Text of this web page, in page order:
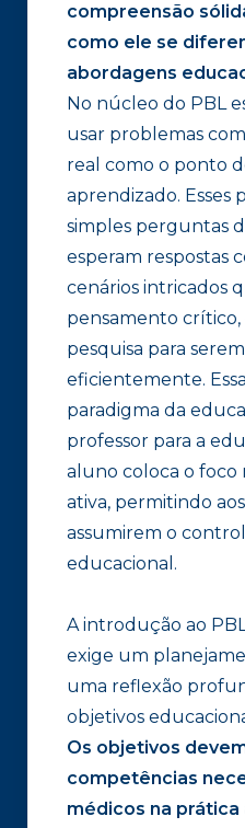
compreensão
como ele se
abordagens
No núcleo do PBL
usar problemas
real como o ponto
aprendizado. Esses
simples perguntas
esperam respostas
cenários intricados
pensamento crítico,
pesquisa para
eficientemente.
paradigma da
professor para a
aluno coloca o foco
ativa, permitindo
assumirem o
educacional.
A introdução ao
exige um
uma reflexão
objetivos
Os objetivos
competências
médicos na prática